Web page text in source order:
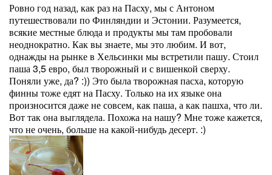
Ровно год назад, как раз на Пасху, мы с Антоном
путешествовали по Финляндии и Эстонии. Разумеется,
всякие местные блюда и продукты мы там пробовали
неоднократно. Как вы знаете, мы это любим. И вот,
однажды на рынке в Хельсинки мы встретили пашу. Стоил
паша 3,5 евро, был творожный и с вишенкой сверху.
Поняли уже, да? :)) Это была творожная пасха, которую
финны тоже едят на Пасху. Только на их языке она
произносится даже не совсем, как паша, а как пашха, что ли.
Вот так она выглядела. Похожа на нашу? Мне тоже кажется,
что не очень, больше на какой-нибудь десерт. :)